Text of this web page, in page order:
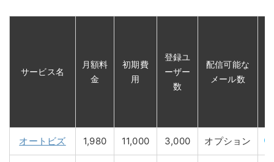
サービス名
月額料
金
初期費
用
登録ユ
ーザー
数
配信可能な
メール数
オートビズ 1,980 11,000 3,000 オプション